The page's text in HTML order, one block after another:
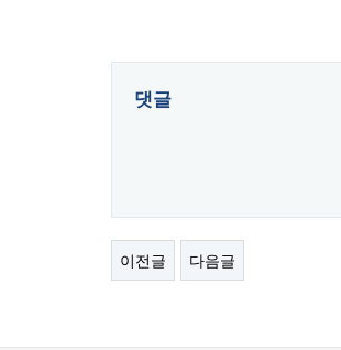
댓글
이전글 다음글